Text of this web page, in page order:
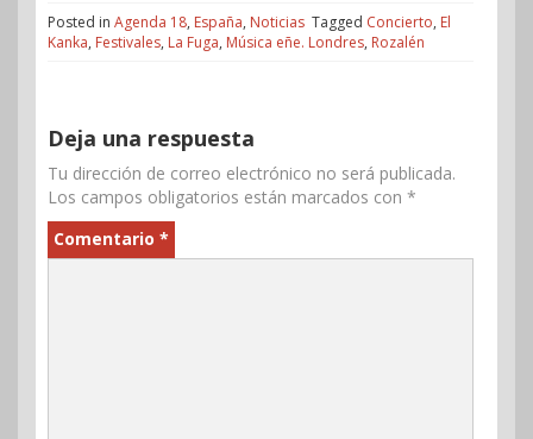
Posted in Agenda 18, España, Noticias Tagged Concierto, El
Kanka, Festivales, La Fuga, Música eñe. Londres, Rozalén
Deja una respuesta
Tu dirección de correo electrónico no será publicada.
Los campos obligatorios están marcados con *
Comentario *